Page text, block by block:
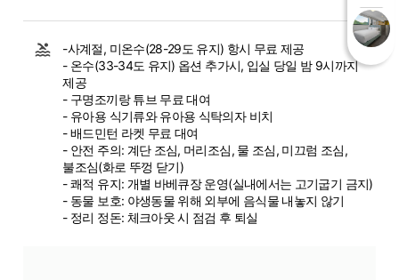
-사계절, 미온수(28-29도 유지) 항시 무료 제공
- 온수(33-34도 유지) 옵션 추가시, 입실 당일 밤 9시까지
제공
- 구명조끼랑 튜브 무료 대여
- 유아용 식기류와 유아용 식탁의자 비치
- 배드민턴 라켓 무료 대여
- 안전 주의: 계단 조심, 머리조심, 물 조심, 미끄럼 조심,
불조심(화로 뚜껑 닫기)
- 쾌적 유지: 개별 바베큐장 운영(실내에서는 고기굽기 금지)
- 동물 보호: 야생동물 위해 외부에 음식물 내놓지 않기
- 정리 정돈: 체크아웃 시 점검 후 퇴실